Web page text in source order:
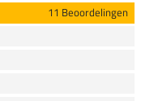
11 Beoordelingen